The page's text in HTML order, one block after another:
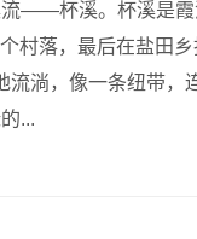
流——杯溪。杯溪是霞
村落，最后在盐田乡
流淌，像一条纽带，
...